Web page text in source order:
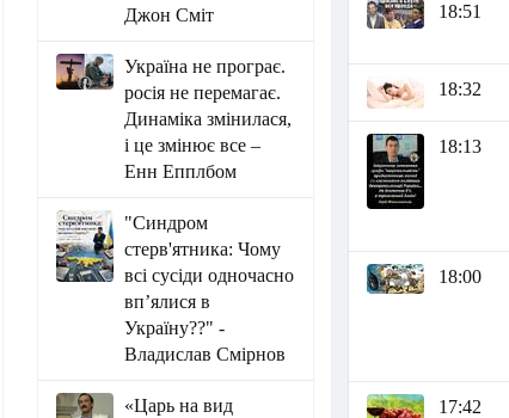
Джон Сміт
Україна не програє.
росія не перемагає.
Динаміка змінилася,
і це змінює все –
Енн Епплбом
"Синдром
стерв'ятника: Чому
всі сусіди одночасно
вп’ялися в
Україну??" -
Владислав Смірнов
«Царь на вид
18:51
18:32
18:13
18:00
17:42